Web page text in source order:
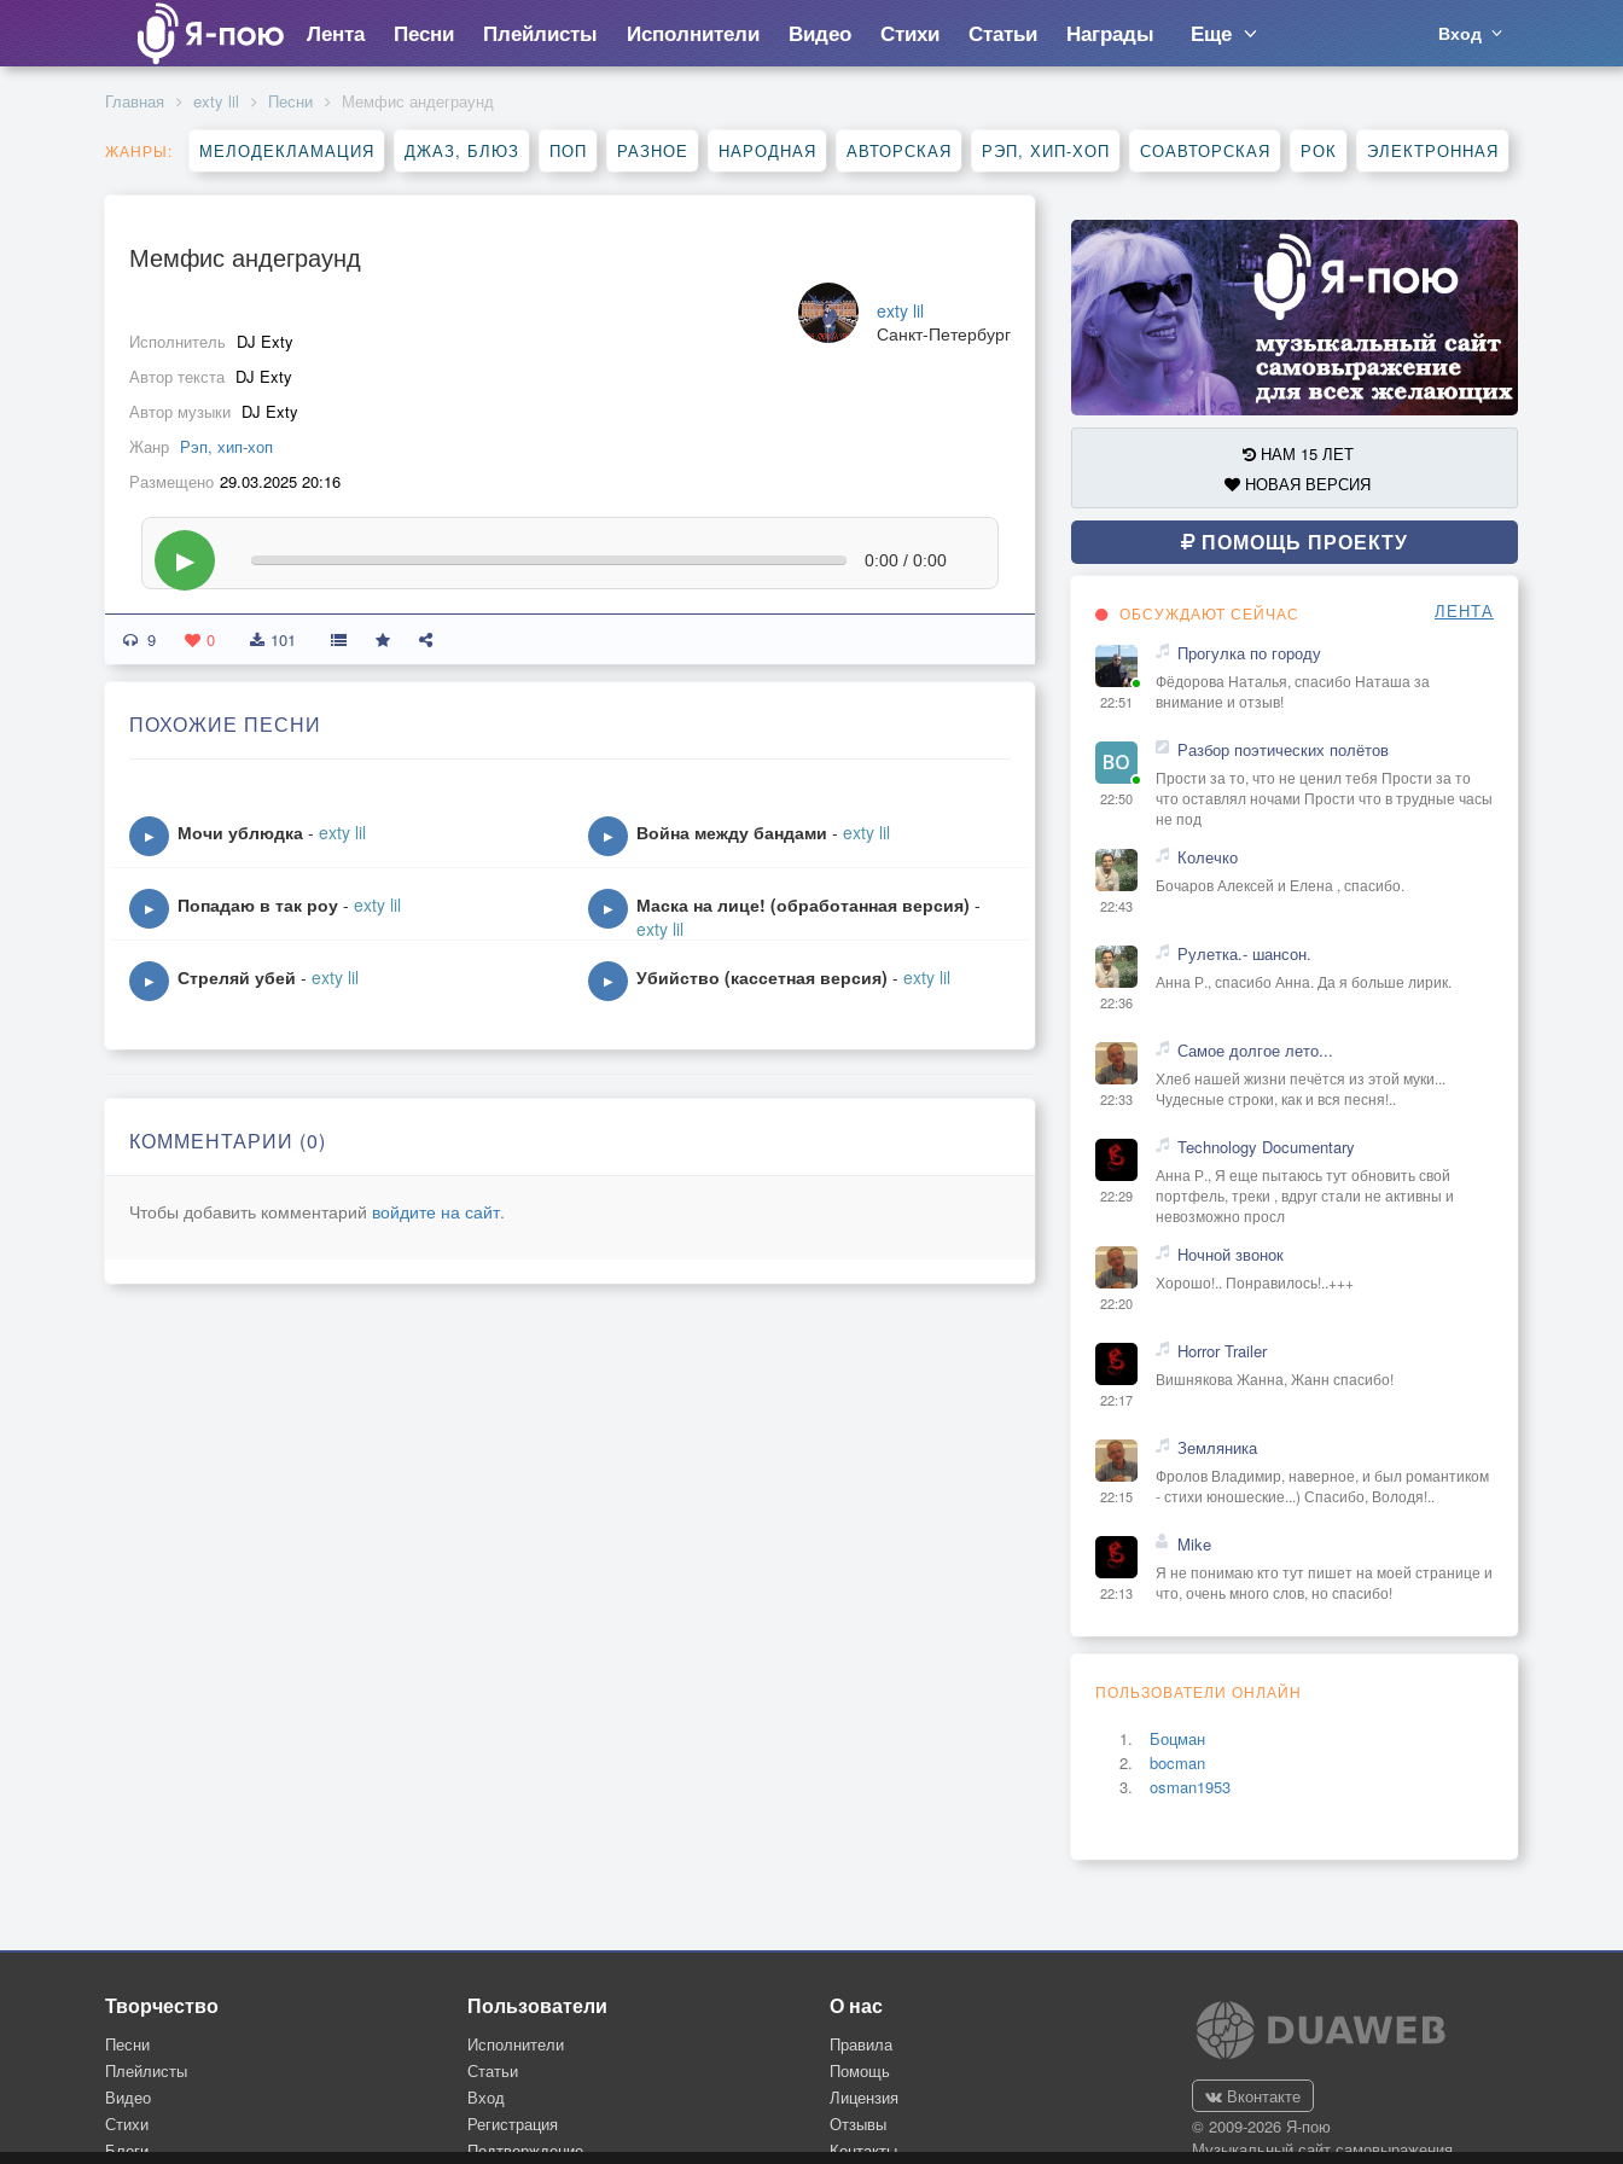
Лента Песни Плейлисты Исполнители Видео Стихи Статьи Награды Еще Вход
Главная exty lil Песни Мемфис андеграунд
ЖАНРЫ: МЕЛОДЕКЛАМАЦИЯ ДЖАЗ, БЛЮЗ ПОП РАЗНОЕ НАРОДНАЯ АВТОРСКАЯ РЭП, ХИП-ХОП СОАВТОРСКАЯ РОК ЭЛЕКТРОННАЯ
Мемфис андеграунд
exty lil
Санкт-Петербург
Исполнитель DJ Exty
Автор текста DJ Exty
Автор музыки DJ Exty
Жанр Рэп, хип-хоп
Размещено 29.03.2025 20:16
▶ 0:00 / 0:00
9 0 101
ПОХОЖИЕ ПЕСНИ
▶ Мочи ублюдка - exty lil ▶ Война между бандами - exty lil
▶ Попадаю в так роу - exty lil ▶ Маска на лице! (обработанная версия) -
exty lil
▶ Стреляй убей - exty lil ▶ Убийство (кассетная версия) - exty lil
КОММЕНТАРИИ (0)
Чтобы добавить комментарий войдите на сайт.
НАМ 15 ЛЕТ
НОВАЯ ВЕРСИЯ
ПОМОЩЬ ПРОЕКТУ
ОБСУЖДАЮТ СЕЙЧАС ЛЕНТА
22:51
Прогулка по городу
Фёдорова Наталья, спасибо Наташа за
внимание и отзыв!
22:50
Разбор поэтических полётов
Прости за то, что не ценил тебя Прости за то
что оставлял ночами Прости что в трудные часы
не под
22:43
Колечко
Бочаров Алексей и Елена , спасибо.
22:36
Рулетка.- шансон.
Анна Р., спасибо Анна. Да я больше лирик.
22:33
Самое долгое лето...
Хлеб нашей жизни печётся из этой муки...
Чудесные строки, как и вся песня!..
22:29
Technology Documentary
Анна Р., Я еще пытаюсь тут обновить свой
портфель, треки , вдруг стали не активны и
невозможно просл
22:20
Ночной звонок
Хорошо!.. Понравилось!..+++
22:17
Horror Trailer
Вишнякова Жанна, Жанн спасибо!
22:15
Земляника
Фролов Владимир, наверное, и был романтиком
- стихи юношеские...) Спасибо, Володя!..
22:13
Mike
Я не понимаю кто тут пишет на моей странице и
что, очень много слов, но спасибо!
ПОЛЬЗОВАТЕЛИ ОНЛАЙН
Боцман
bocman
osman1953
Творчество
Песни
Плейлисты
Видео
Стихи
Блоги
Пользователи
Исполнители
Статьи
Вход
Регистрация
Подтверждение
О нас
Правила
Помощь
Лицензия
Отзывы
Контакты
Вконтакте
© 2009-2026 Я-пою
Музыкальный сайт самовыражения